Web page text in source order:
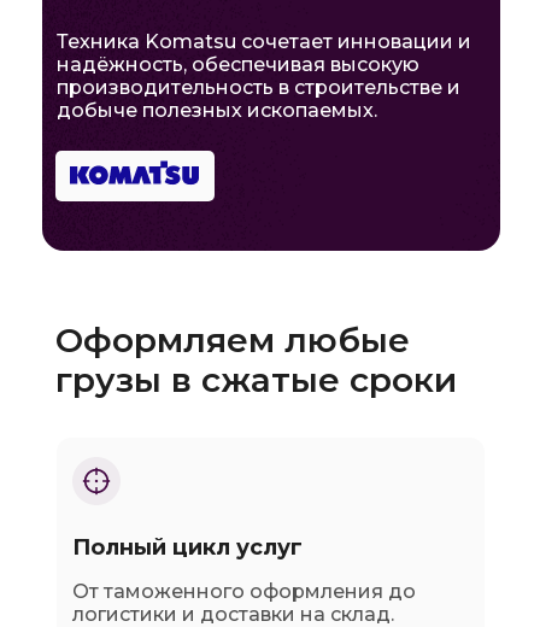
Техника Komatsu сочетает инновации и
надёжность, обеспечивая высокую
производительность в строительстве и
добыче полезных ископаемых.
Оформляем любые
грузы в сжатые сроки
Полный цикл услуг
От таможенного оформления до
логистики и доставки на склад.